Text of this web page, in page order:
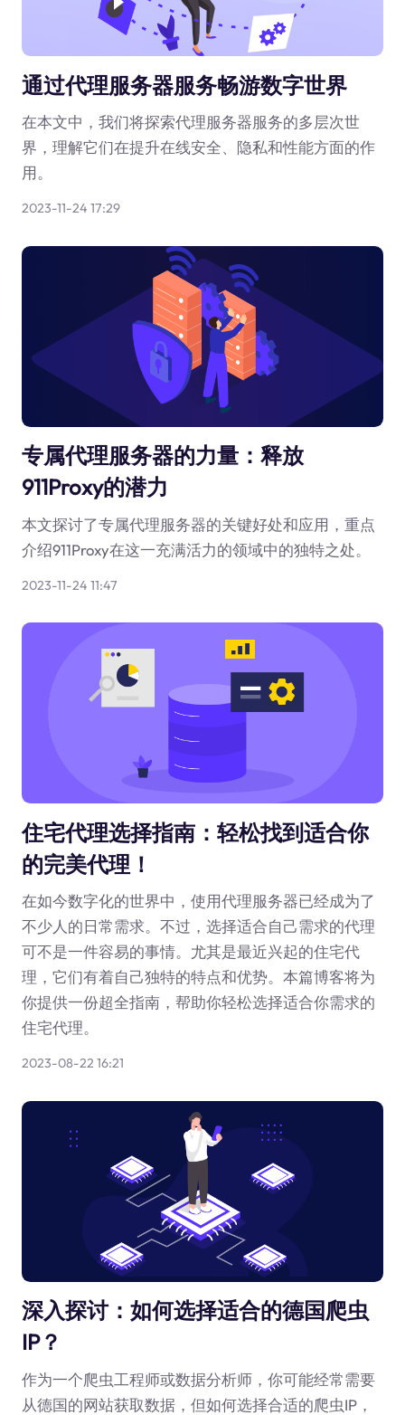
通过代理服务器服务畅游数字世界
在本文中，我们将探索代理服务器服务的多层次世
界，理解它们在提升在线安全、隐私和性能方面的作
用。
2023-11-24 17:29
专属代理服务器的力量：释放
911Proxy的潜力
本文探讨了专属代理服务器的关键好处和应用，重点
介绍911Proxy在这一充满活力的领域中的独特之处。
2023-11-24 11:47
住宅代理选择指南：轻松找到适合你
的完美代理！
在如今数字化的世界中，使用代理服务器已经成为了
不少人的日常需求。不过，选择适合自己需求的代理
可不是一件容易的事情。尤其是最近兴起的住宅代
理，它们有着自己独特的特点和优势。本篇博客将为
你提供一份超全指南，帮助你轻松选择适合你需求的
住宅代理。
2023-08-22 16:21
深入探讨：如何选择适合的德国爬虫
IP？
作为一个爬虫工程师或数据分析师，你可能经常需要
从德国的网站获取数据，但如何选择合适的爬虫IP，